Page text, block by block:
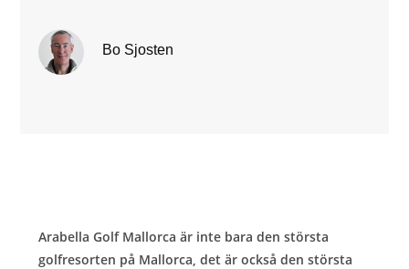
Bo Sjosten
Arabella Golf Mallorca är inte bara den största
golfresorten på Mallorca, det är också den största